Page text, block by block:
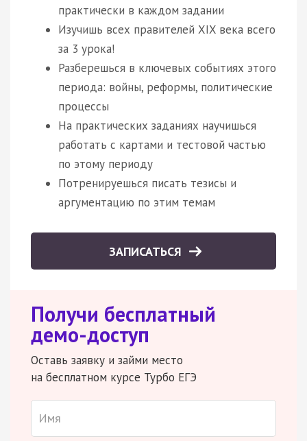
практически в каждом задании
Изучишь всех правителей XIX века всего
за 3 урока!
Разберешься в ключевых событиях этого
периода: войны, реформы, политические
процессы
На практических заданиях научишься
работать с картами и тестовой частью
по этому периоду
Потренируешься писать тезисы и
аргументацию по этим темам
ЗАПИСАТЬСЯ
Получи бесплатный
демо-доступ
Оставь заявку и займи место
на бесплатном курсе Турбо ЕГЭ